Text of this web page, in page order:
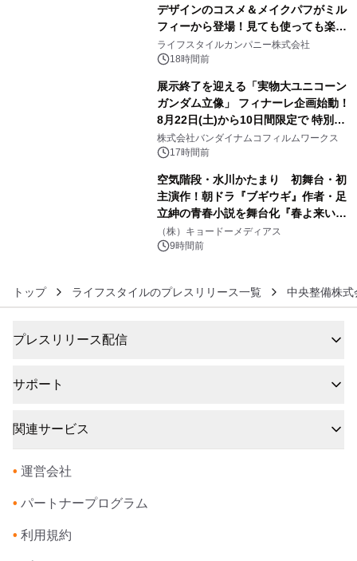
デザインのコスメ＆メイクパフがミル
フィーから登場！見ても使っても楽し
い、ポップでキュートなコレクショ
ン。
ライフスタイルカンパニー株式会社
18時間前
展示終了を迎える「実物大ユニコーン
ガンダム立像」 フィナーレ企画始動！
8月22日(土)から10日間限定で 特別映
像『UNICORN GUNDAM Statue ―
BEYOND POSSIBILITY ―』を上映！
株式会社バンダイナムコフィルムワークス
17時間前
空気階段・水川かたまり 初舞台・初
主演作！朝ドラ『ブギウギ』作者・足
立紳の青春小説を舞台化『春よ来い、
マジで来い』キービジュアル解禁！
（株）キョードーメディアス
9時間前
トップ ライフスタイルのプレスリリース一覧 中央整備株式
プレスリリース配信
サポート
関連サービス
• 運営会社
• パートナープログラム
• 利用規約